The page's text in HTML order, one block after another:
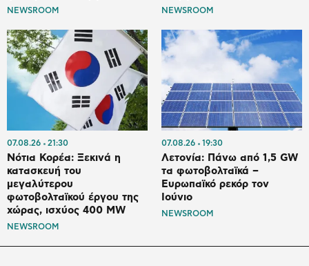
NEWSROOM NEWSROOM
07.08.26 21:30
Νότια Κορέα: Ξεκινά η
κατασκευή του
μεγαλύτερου
φωτοβολταϊκού έργου της
χώρας, ισχύος 400 MW
NEWSROOM
07.08.26 19:30
Λετονία: Πάνω από 1,5 GW
τα φωτοβολταϊκά –
Ευρωπαϊκό ρεκόρ τον
Ιούνιο
NEWSROOM